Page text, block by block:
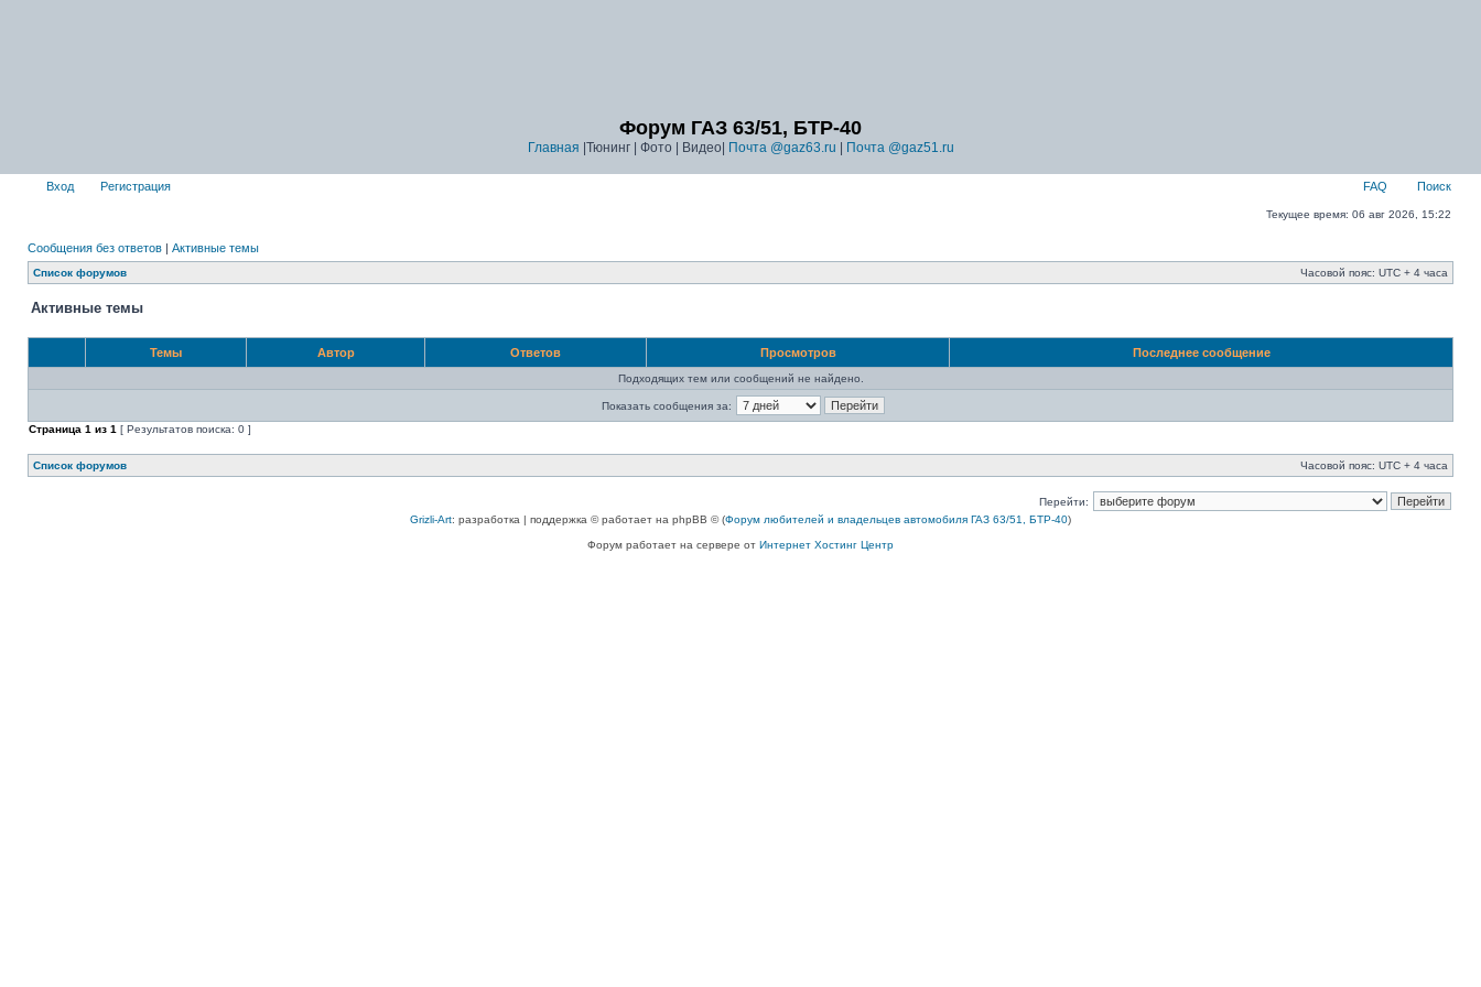
Форум ГАЗ 63/51, БТР-40
Главная |Тюнинг | Фото | Видео| Почта @gaz63.ru Почта @gaz51.ru
Вход Регистрация FAQ Поиск
Текущее время: 06 авг 2026, 15:22
Сообщения без ответов | Активные темы
Список форумов Часовой пояс: UTC + 4 часа
Активные темы
Темы Автор Ответов Просмотров Последнее сообщение
Подходящих тем или сообщений не найдено.
Показать сообщения за:
Страница 1 из 1 [ Результатов поиска: 0 ]
Список форумов Часовой пояс: UTC + 4 часа
Перейти:
Grizli-Art: разработка | поддержка © работает на phpBB © (Форум любителей и владельцев автомобиля ГАЗ 63/51, БТР-40)
Форум работает на сервере от Интернет Хостинг Центр